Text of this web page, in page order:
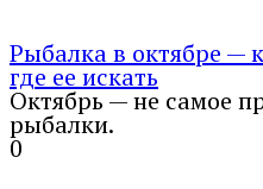
Рыбалка в октябре —
где ее искать
Октябрь — не самое
рыбалки.
0